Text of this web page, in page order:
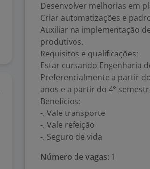
Desenvolver melhorias em
Criar automatizações e
Auxiliar na implementação
produtivos.
Requisitos e qualificações:
Estar cursando Engenharia
Preferencialmente a partir
anos e a partir do 4°
Benefícios:
-. Vale transporte
-. Vale refeição
-. Seguro de vida
Número de vagas: 1